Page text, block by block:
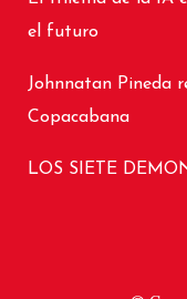
el futuro
Johnnatan Pineda
Copacabana
LOS SIETE